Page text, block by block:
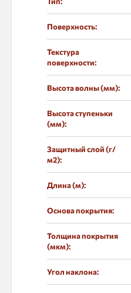
Поверхность:
Текстура
поверхности:
Высота волны (мм):
Высота ступеньки
(мм):
Защитный слой (г/
м2):
Длина (м):
Основа покрытия:
Толщина покрытия
(мкм):
Угол наклона: